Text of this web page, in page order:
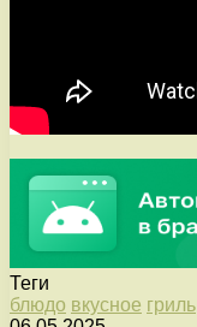
Теги
блюдо вкусное гриль